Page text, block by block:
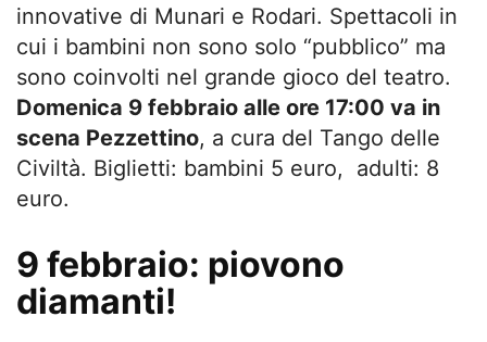
innovative di Munari e Rodari. Spettacoli in
cui i bambini non sono solo “pubblico” ma
sono coinvolti nel grande gioco del teatro.
Domenica 9 febbraio alle ore 17:00 va in
scena Pezzettino, a cura del Tango delle
Civiltà. Biglietti: bambini 5 euro, adulti: 8
euro.
9 febbraio: piovono
diamanti!